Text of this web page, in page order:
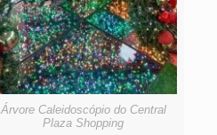
Árvore Caleidoscópio do Central
Plaza Shopping